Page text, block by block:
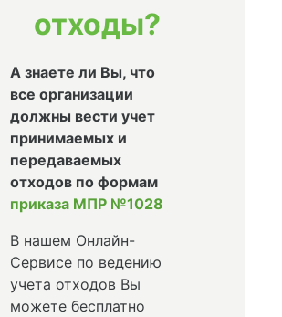
отходы?
А знаете ли Вы, что
все организации
должны вести учет
принимаемых и
передаваемых
отходов по формам
приказа МПР №1028
В нашем Онлайн-
Сервисе по ведению
учета отходов Вы
можете бесплатно